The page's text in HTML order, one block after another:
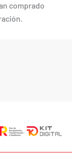
comprado